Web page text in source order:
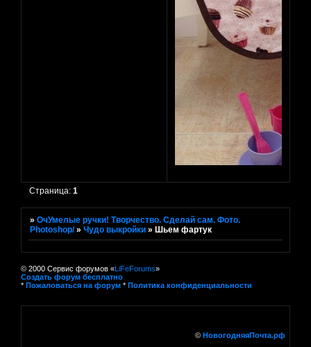
Страница:1
»ОчУмелые ручки! Творчество. Сделай сам. Фото.
Photoshop/ »Чудо выкройки »Шьем фартук
© 2000 Сервис форумов «LiFeForums»
Создать форум бесплатно
* Пожаловаться на форум * Политика конфиденциальности
© НовогодняяПочта.рф